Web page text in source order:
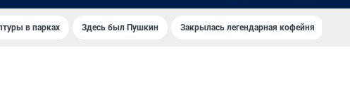
в парках Здесь был Пушкин Закрылась легендарная кофейня